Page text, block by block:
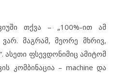
თქვა – „100%-ით ამ
ვარ. მაგრამ, მეორე მხრივ,
ასეთი ფსევდონიმიც ამიტომ
კომბინაცია – machine და